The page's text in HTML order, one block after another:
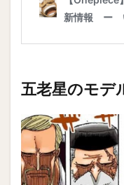
五老星のモデ